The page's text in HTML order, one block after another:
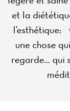
et la
l’esthétique:
une chose
regarde... qui